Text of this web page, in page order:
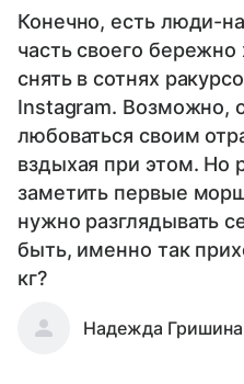
Конечно, есть люди-
часть своего
снять в сотнях
Instagram. Возможно,
любоваться своим
вздыхая при этом. Но
заметить первые
нужно разглядывать
быть, именно так
кг?
Надежда Гришина